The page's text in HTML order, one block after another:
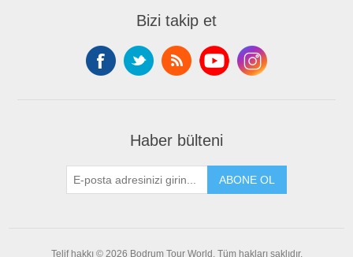
Bizi takip et
Haber bülteni
ABONE OL
Telif hakkı © 2026 Bodrum Tour World. Tüm hakları saklıdır.